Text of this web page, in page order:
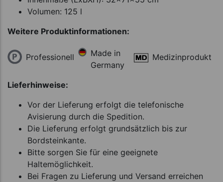
Volumen: 125 l
Weitere Produktinformationen:
Professionell
Made in
Germany
Medizinprodukt
Lieferhinweise:
Vor der Lieferung erfolgt die telefonische
Avisierung durch die Spedition.
Die Lieferung erfolgt grundsätzlich bis zur
Bordsteinkante.
Bitte sorgen Sie für eine geeignete
Haltemöglichkeit.
Bei Fragen zu Lieferung und Versand erreichen